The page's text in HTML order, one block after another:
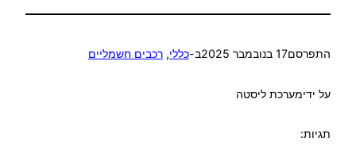
התפרסם17 בנובמבר 2025 ב-כללי, רכבים חשמליים
על ידימערכת ליסטה
תגיות: